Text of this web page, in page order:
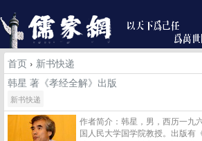
首页 › 新书快递
韩星 著《孝经全解》出版
新书快递
作者简介：韩星，男，西历一九
国人民大学国学院教授。出版有